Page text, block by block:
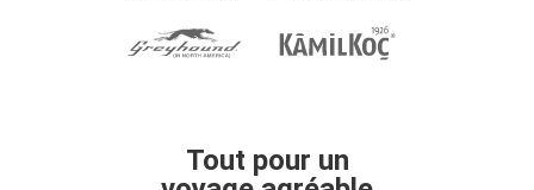
Tout pour un